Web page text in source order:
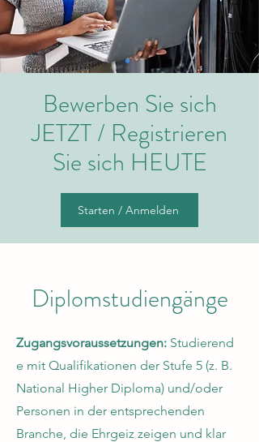
Bewerben Sie sich
JETZT / Registrieren
Sie sich HEUTE
Starten / Anmelden
Diplomstudiengänge
Zugangsvoraussetzungen: Studierend
e mit Qualifikationen der Stufe 5 (z. B.
National Higher Diploma) und/oder
Personen in der entsprechenden
Branche, die Ehrgeiz zeigen und klar